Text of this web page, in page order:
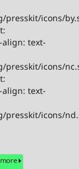
icons/
text-
presskit/icons/
text-
presskit/icons/